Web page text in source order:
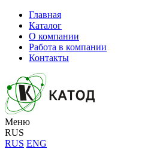
Главная
Каталог
О компании
Работа в компании
Контакты
Меню
RUS
RUS ENG